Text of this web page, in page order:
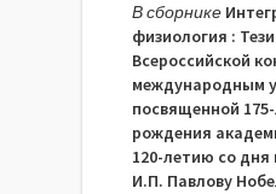
В сборнике
физиология :
Всероссийской
международным
посвященной
рождения
120-летию со дня
И.П. Павлову